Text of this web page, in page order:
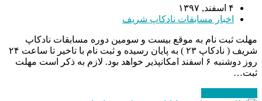
۴ اسفند, ۱۳۹۷
اخبار مسابقات نادکاپ شریف
مهلت ثبت نام به موقع بیست و سومین دوره مسابقات نادکاپ
شریف ( نادکاپ ۲۳ ) به پایان رسیده و ثبت نام با تاخیر تا ساعت ۲۴
روز دوشنبه ۶ اسفند امکانپذیر خواهد بود. لازم به ذکر است مهلت
ثبت…